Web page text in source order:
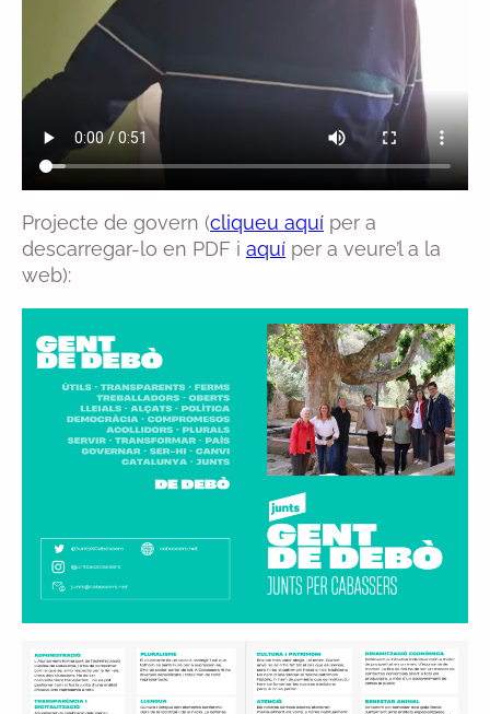
Projecte de govern (cliqueu aquí per a
descarregar-lo en PDF i aquí per a veure’l a la
web):